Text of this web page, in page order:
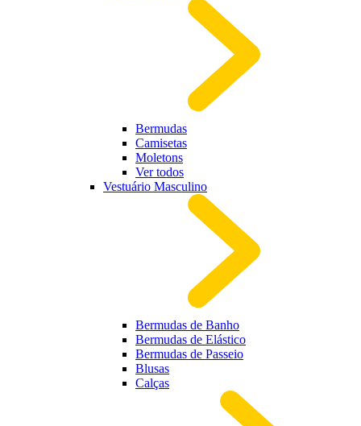
Bermudas
Camisetas
Moletons
Ver todos
Vestuário Masculino
Bermudas de Banho
Bermudas de Elástico
Bermudas de Passeio
Blusas
Calças